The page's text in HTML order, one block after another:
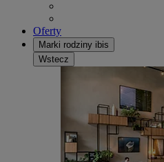
Oferty
Marki rodziny ibis
Wstecz